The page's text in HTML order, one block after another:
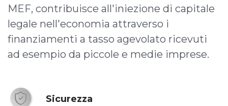
MEF, contribuisce all'iniezione di capitale
legale nell'economia attraverso i
finanziamenti a tasso agevolato ricevuti
ad esempio da piccole e medie imprese.
Sicurezza